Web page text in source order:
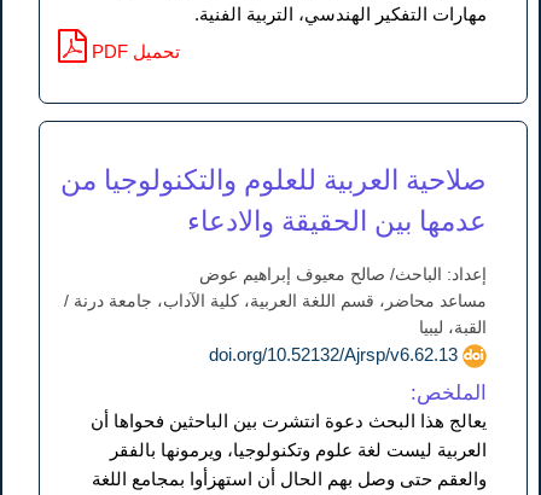
مهارات التفكير الهندسي، التربية الفنية.
PDF تحميل
صلاحية العربية للعلوم والتكنولوجيا من
عدمها بين الحقيقة والادعاء
إعداد: الباحث/ صالح معيوف إبراهيم عوض
مساعد محاضر، قسم اللغة العربية، كلية الآداب، جامعة درنة /
القبة، ليبيا
doi.org/10.52132/Ajrsp/v6.62.13
الملخص:
يعالج هذا البحث دعوة انتشرت بين الباحثين فحواها أن
العربية ليست لغة علوم وتكنولوجيا، ويرمونها بالفقر
والعقم حتى وصل بهم الحال أن استهزأوا بمجامع اللغة